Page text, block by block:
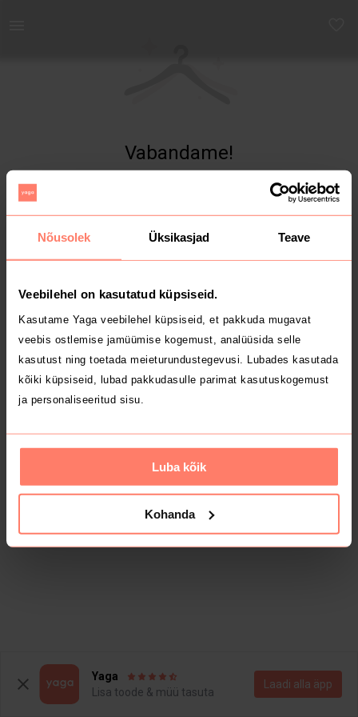
Nõusolek Üksikasjad Teave
Veebilehel on kasutatud küpsiseid.
Kasutame Yaga veebilehel küpsiseid, et pakkuda mugavat
veebis ostlemise jamüümise kogemust, analüüsida selle
kasutust ning toetada meieturundustegevusi. Lubades kasutada
kõiki küpsiseid, lubad pakkudasulle parimat kasutuskogemust
ja personaliseeritud sisu.
Luba kõik
Kohanda
Vabandame!
Yaga
Lisa toode & müü tasuta
Laadi alla äpp